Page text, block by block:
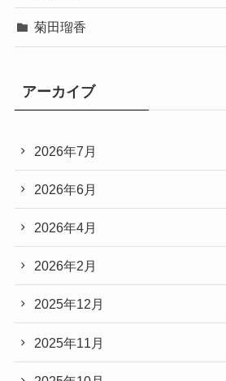
菊田瑠香
アーカイブ
2026年7月
2026年6月
2026年4月
2026年2月
2025年12月
2025年11月